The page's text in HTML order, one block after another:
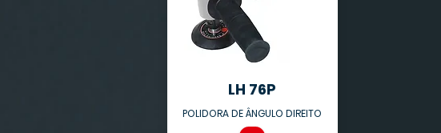
LH 76P
POLIDORA DE ÂNGULO DIREITO